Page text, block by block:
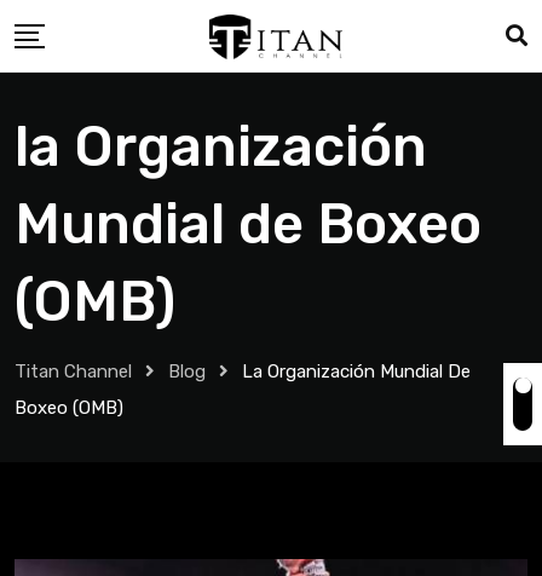
la Organización
Mundial de Boxeo
(OMB)
Titan Channel Blog
La Organización Mundial De
Boxeo (OMB)